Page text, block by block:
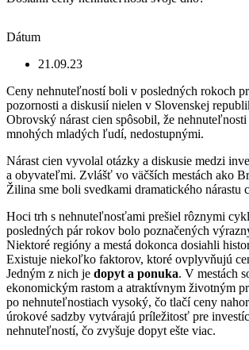
Dátum
21.09.23
Ceny nehnuteľností boli v posledných rokoch
pozornosti a diskusií nielen v Slovenskej
Obrovský nárast cien spôsobil, že nehnuteľnosti
mnohých mladých ľudí, nedostupnými.
Nárast cien vyvolal otázky a diskusie medzi
a obyvateľmi. Zvlášť vo väčších mestách ako
Žilina sme boli svedkami dramatického nárastu
Hoci trh s nehnuteľnosťami prešiel rôznymi
posledných pár rokov bolo poznačených
Niektoré regióny a mestá dokonca dosiahli
Existuje niekoľko faktorov, ktoré ovplyvňujú
Jedným z nich je dopyt a ponuka. V mestách
ekonomickým rastom a atraktívnym životným
po nehnuteľnostiach vysoký, čo tlačí ceny
úrokové sadzby vytvárajú príležitosť pre
nehnuteľností, čo zvyšuje dopyt ešte viac.